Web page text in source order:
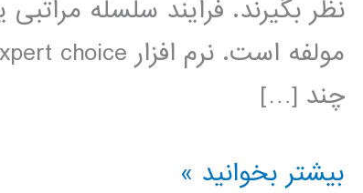
چند […]
فیلم
بیشتر بخوانید »